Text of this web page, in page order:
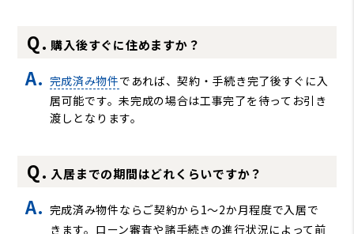
購入後すぐに住めますか？
完成済み物件であれば、契約・手続き完了後すぐに入
居可能です。未完成の場合は工事完了を待ってお引き
渡しとなります。
入居までの期間はどれくらいですか？
完成済み物件ならご契約から1～2か月程度で入居で
きます。ローン審査や諸手続きの進行状況によって前